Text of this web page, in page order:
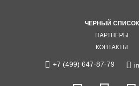
ЧЕРНЫЙ СПИСОК
ПАРТНЕРЫ
КОНТАКТЫ
+7 (499) 647-87-79